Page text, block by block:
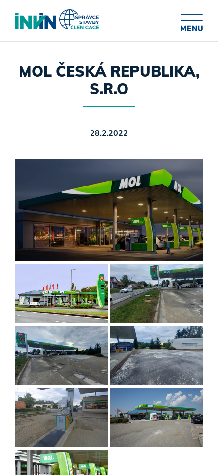
MOL ČESKÁ REPUBLIKA,
S.R.O
28.2.2022